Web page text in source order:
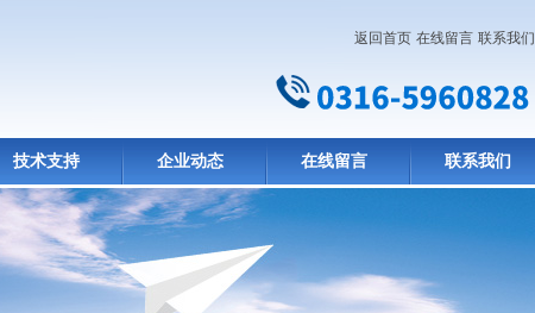
返回首页 在线留言 联系我们
技术支持 企业动态 在线留言 联系我们